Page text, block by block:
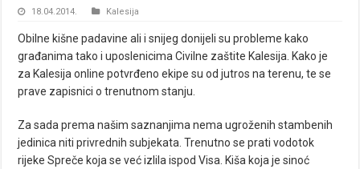
18.04.2014. Kalesija
Obilne kišne padavine ali i snijeg donijeli su probleme kako
građanima tako i uposlenicima Civilne zaštite Kalesija. Kako je
za Kalesija online potvrđeno ekipe su od jutros na terenu, te se
prave zapisnici o trenutnom stanju.
Za sada prema našim saznanjima nema ugroženih stambenih
jedinica niti privrednih subjekata. Trenutno se prati vodotok
rijeke Spreče koja se već izlila ispod Visa. Kiša koja je sinoć